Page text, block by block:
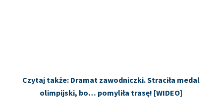
Czytaj także: Dramat zawodniczki. Straciła medal
olimpijski, bo… pomyliła trasę! [WIDEO]